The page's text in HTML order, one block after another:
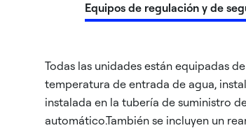
Equipos de regulación y de
Todas las unidades están equipadas
temperatura de entrada de agua,
instalada en la tubería de suministro
automático.También se incluyen un